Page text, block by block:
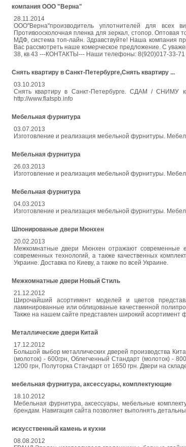
компания ООО "Верна"
28.11.2014
ООО"Верна"производитель уплотнителей для всех
Противоосколочная пленка для зеркал, стопор.
МДФ, система топ-лайн. Здравствуйте! Наша компания
Вас рассмотреть наше комерческое предложение. С
38, кв 43 ---КОНТАКТЫ--- Наши телефоны: 8(920)017-33-71
Снять квартиру в Санкт-Петербурге,Снять квартиру ...
03.10.2013
Снять квартиру в Санкт-Петербурге. СДАМ / СНИМУ
http://www.flatspb.info
Мебельная фурнитура
03.07.2013
Изготовление и реализация мебельной фурнитуры.
Мебельная фурнитура
26.03.2013
Изготовление и реализация мебельной фурнитуры.
Мебельная фурнитура
04.03.2013
Изготовление и реализация мебельной фурнитуры.
Шпонированые двери Мюнхен
20.02.2013
Межкомнатные двери Мюнхен отражают современные
современных технологий, а также качественных
Украине. Доставка по Киеву, а также по всей Украине.
Межкомнатные двери Новый Стиль
21.12.2012
Широчайший асортимент моделей и цветов
ламинированные или облицованые качественной
Также на нашем сайте представлен широкий асортимент
Металлические двери Китай
17.12.2012
Большой выбор металлических дверей производства
(молоток) - 600грн, Облегченный Стандарт (молоток) -
1200 грн, Полуторка Стандарт от 1650 грн. Двери на
мебельная фурнитура, аксессуары, комплектующие
18.10.2012
Мебельная фурнитура, аксессуары, мебельные
брендам. Навигация сайта позволяет выполнять
искусственный камень и кухни
08.08.2012